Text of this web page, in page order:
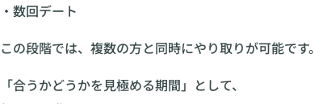
・数回デート
この段階では、複数の方と同時にやり取りが可能です。
「合うかどうかを見極める期間」として、